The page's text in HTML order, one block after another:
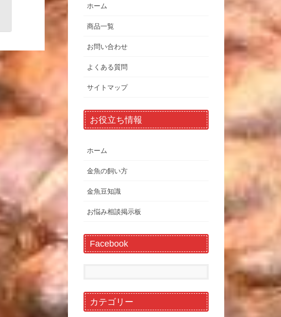
ホーム
商品一覧
お問い合わせ
よくある質問
サイトマップ
お役立ち情報
ホーム
金魚の飼い方
金魚豆知識
お悩み相談掲示板
Facebook
カテゴリー